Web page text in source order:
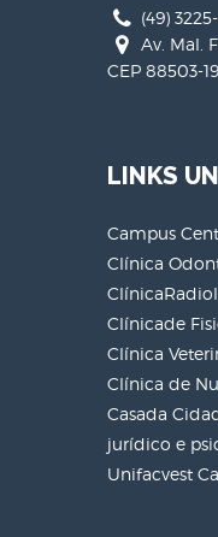
(49)
Av. Mal.
CEP 88503-
LINKS
Campus
Clínica
Clínicade
Clínica
Clínica de
Casada
jurídico e
Unifacvest